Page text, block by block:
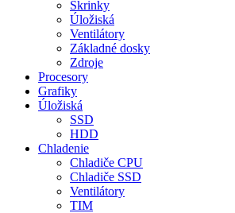
Skrinky
Úložiská
Ventilátory
Základné dosky
Zdroje
Procesory
Grafiky
Úložiská
SSD
HDD
Chladenie
Chladiče CPU
Chladiče SSD
Ventilátory
TIM